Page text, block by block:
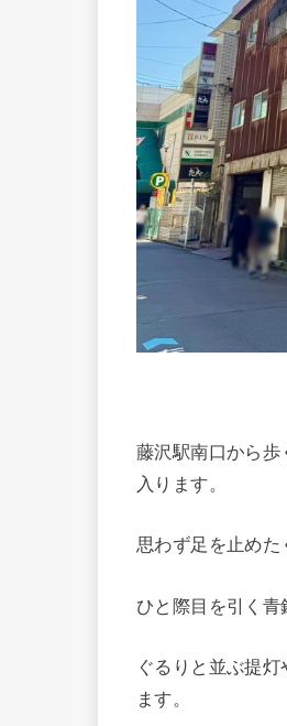
藤沢駅南口から歩
入ります。
思わず足を止めた
ひと際目を引く青
ぐるりと並ぶ提
ます。